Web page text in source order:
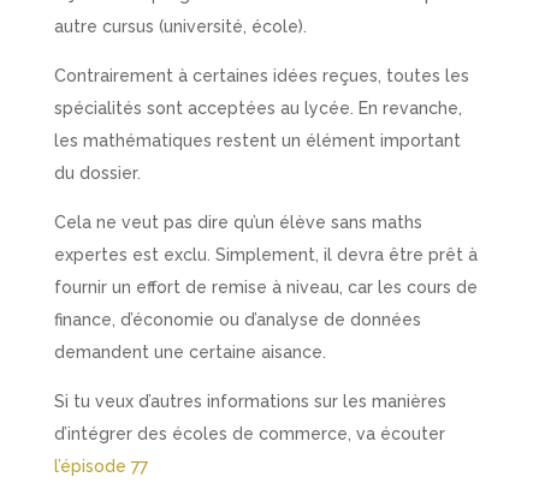
autre cursus (université, école).
Contrairement à certaines idées reçues, toutes les
spécialités sont acceptées au lycée. En revanche,
les mathématiques restent un élément important
du dossier.
Cela ne veut pas dire qu’un élève sans maths
expertes est exclu. Simplement, il devra être prêt à
fournir un effort de remise à niveau, car les cours de
finance, d’économie ou d’analyse de données
demandent une certaine aisance.
Si tu veux d’autres informations sur les manières
d’intégrer des écoles de commerce, va écouter
l’épisode 77